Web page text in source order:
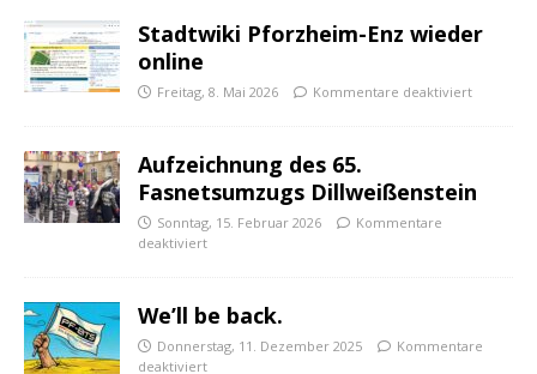
Stadtwiki Pforzheim-Enz wieder
online
Freitag, 8. Mai 2026 Kommentare deaktiviert
Aufzeichnung des 65.
Fasnetsumzugs Dillweißenstein
Sonntag, 15. Februar 2026
Kommentare
deaktiviert
We’ll be back.
Donnerstag, 11. Dezember 2025
Kommentare
deaktiviert